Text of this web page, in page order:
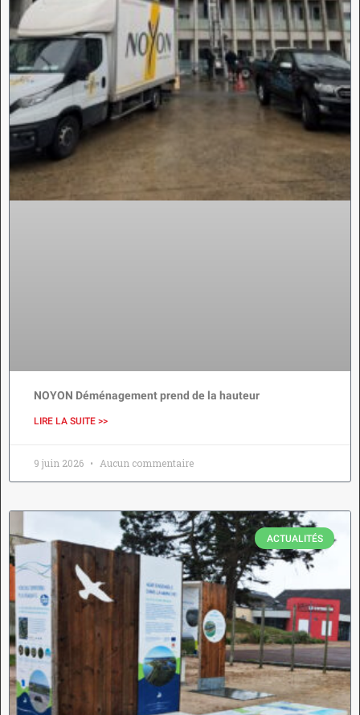
NOYON Déménagement prend de la hauteur
LIRE LA SUITE >>
9 juin 2026 Aucun commentaire
ACTUALITÉS